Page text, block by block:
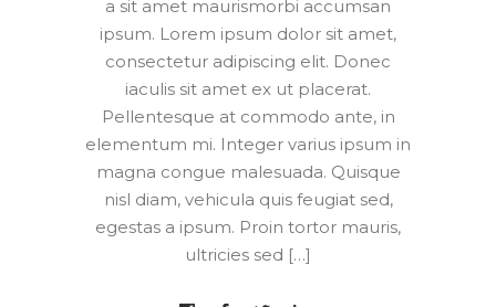
a sit amet maurismorbi accumsan
ipsum. Lorem ipsum dolor sit amet,
consectetur adipiscing elit. Donec
iaculis sit amet ex ut placerat.
Pellentesque at commodo ante, in
elementum mi. Integer varius ipsum in
magna congue malesuada. Quisque
nisl diam, vehicula quis feugiat sed,
egestas a ipsum. Proin tortor mauris,
ultricies sed […]